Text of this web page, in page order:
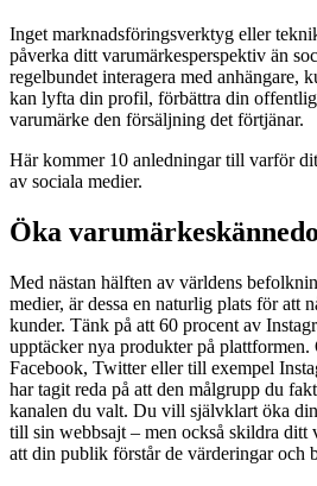
Inget marknadsföringsverktyg eller
påverka ditt varumärkesperspektiv än
regelbundet interagera med anhängare,
kan lyfta din profil, förbättra din
varumärke den försäljning det förtjänar.
Här kommer 10 anledningar till varför
av sociala medier.
Öka
Med nästan hälften av världens
medier, är dessa en naturlig plats för att
kunder. Tänk på att 60 procent av
upptäcker nya produkter på plattformen.
Facebook, Twitter eller till exempel
har tagit reda på att den målgrupp du
kanalen du valt. Du vill självklart öka
till sin webbsajt – men också skildra ditt
att din publik förstår de värderingar och